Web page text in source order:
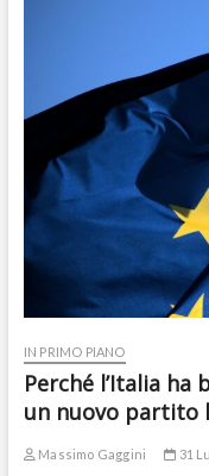
IN PRIMO PIANO
Perché l’Italia
un nuovo partito
Massimo Gaggini 31